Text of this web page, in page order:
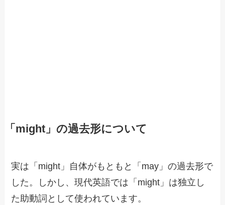
「might」の過去形について
実は「might」自体がもともと「may」の過去形で
した。しかし、現代英語では「might」は独立し
た助動詞として使われています。